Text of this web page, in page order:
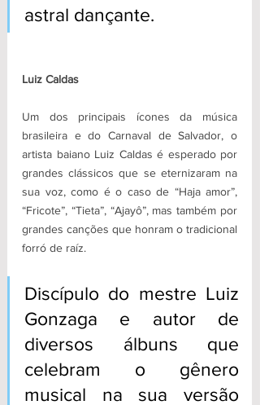
astral dançante.
Luiz Caldas
Um dos principais ícones da música
brasileira e do Carnaval de Salvador, o
artista baiano Luiz Caldas é esperado por
grandes clássicos que se eternizaram na
sua voz, como é o caso de “Haja amor”,
“Fricote”, “Tieta”, “Ajayô”, mas também por
grandes canções que honram o tradicional
forró de raíz.
Discípulo do mestre Luiz
Gonzaga e autor de
diversos álbuns que
celebram o gênero
musical na sua versão